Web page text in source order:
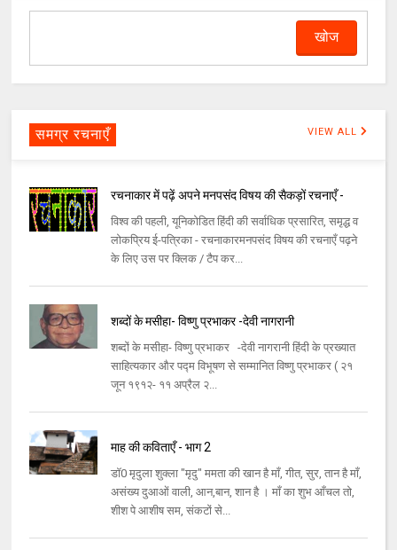
समग्र रचनाएँ VIEW ALL
रचनाकार में पढ़ें अपने मनपसंद विषय की सैकड़ों रचनाएँ -
विश्व की पहली, यूनिकोडित हिंदी की सर्वाधिक प्रसारित, समृद्ध व
लोकप्रिय ई-पत्रिका - रचनाकारमनपसंद विषय की रचनाएँ पढ़ने
के लिए उस पर क्लिक / टैप कर...
शब्दों के मसीहा- विष्णु प्रभाकर -देवी नागरानी
शब्दों के मसीहा- विष्णु प्रभाकर -देवी नागरानी हिंदी के प्रख्यात
साहित्यकार और पद्म विभूषण से सम्मानित विष्णु प्रभाकर ( २१
जून १९१२- ११ अप्रैल २...
माह की कविताएँ - भाग 2
डॉ0 मृदुला शुक्ला "मृदु" ममता की खान है माँ, गीत, सुर, तान है माँ,
असंख्य दुआओं वाली, आन,बान, शान है । माँ का शुभ आँचल तो,
शीश पे आशीष सम, संकटों से...